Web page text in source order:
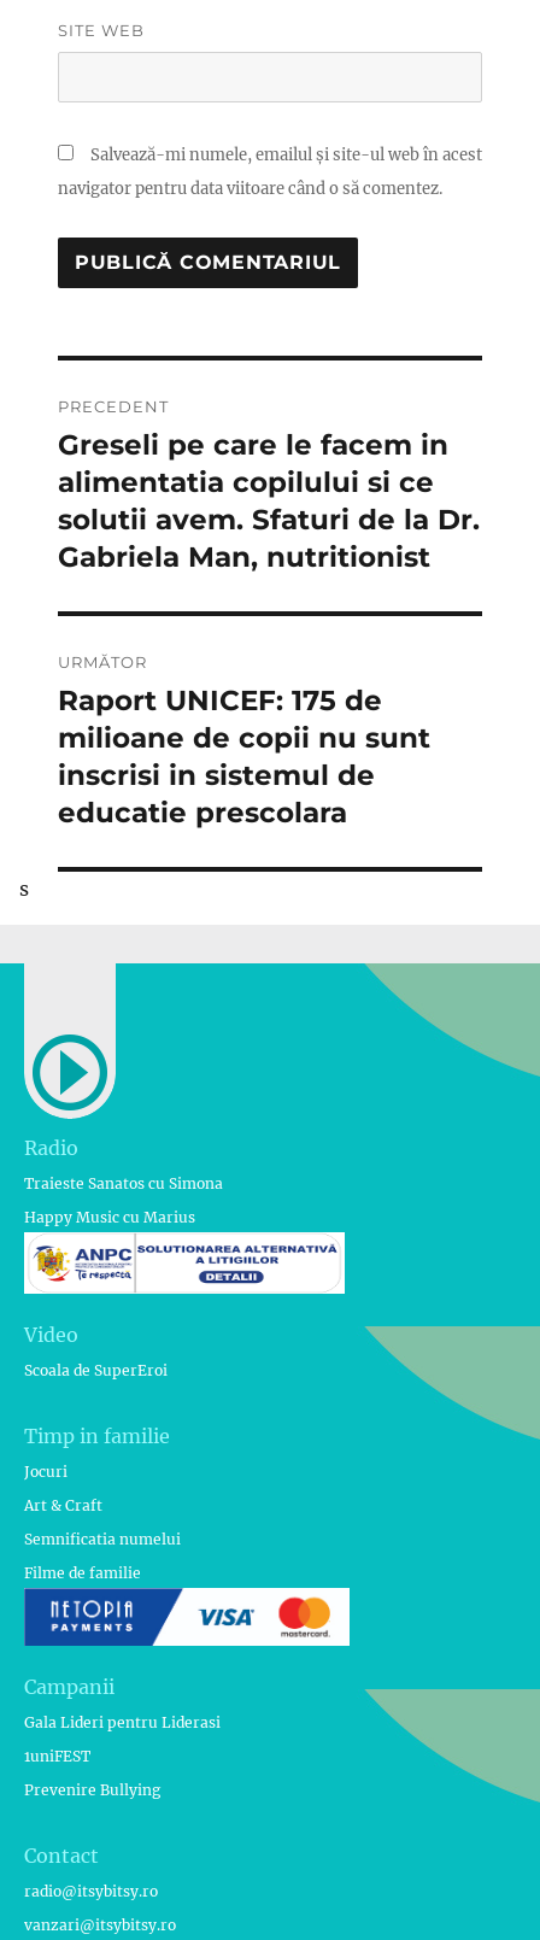
SITE WEB
Salvează-mi numele, emailul și site-ul web în acest
navigator pentru data viitoare când o să comentez.
în
articole
PRECEDENT
Articolul
anterior:
Greseli pe care le facem in
alimentatia copilului si ce
solutii avem. Sfaturi de la Dr.
Gabriela Man, nutritionist
URMĂTOR
Articolul
următor:
Raport UNICEF: 175 de
milioane de copii nu sunt
inscrisi in sistemul de
educatie prescolara
s
Radio
Traieste Sanatos cu Simona
Happy Music cu Marius
Video
Scoala de SuperEroi
Timp in familie
Jocuri
Art & Craft
Semnificatia numelui
Filme de familie
Campanii
Gala Lideri pentru Liderasi
1uniFEST
Prevenire Bullying
Contact
radio@itsybitsy.ro
vanzari@itsybitsy.ro